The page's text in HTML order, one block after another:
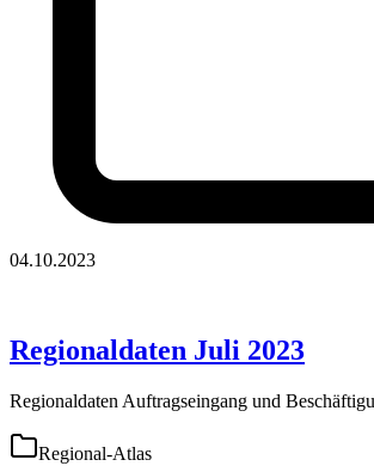
04.10.2023
Regionaldaten Juli 2023
Regionaldaten Auftragseingang und
Regional-Atlas